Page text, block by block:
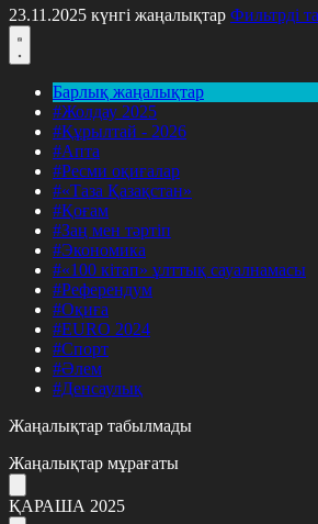
23.11.2025 күнгі жаңалықтар Фильтрді
Барлық жаңалықтар
#Жолдау 2025
#Құрылтай - 2026
#Апта
#Ресми оқиғалар
#«Таза Қазақстан»
#Қоғам
#Заң мен тәртіп
#Экономика
#«100 кітап» ұлттық сауалнамасы
#Референдум
#Оқиға
#EURO 2024
#Спорт
#Әлем
#Денсаулық
Жаңалықтар табылмады
Жаңалықтар мұрағаты
ҚАРАША 2025